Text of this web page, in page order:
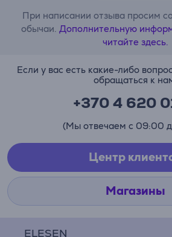
При написании отзыва просим
обычаи. Дополнительную
читайте здесь.
ELESEN
Если у вас есть какие-либо
обращаться к
+370 4 620
(Мы отвечаем с 09:00
Центр
Магазины